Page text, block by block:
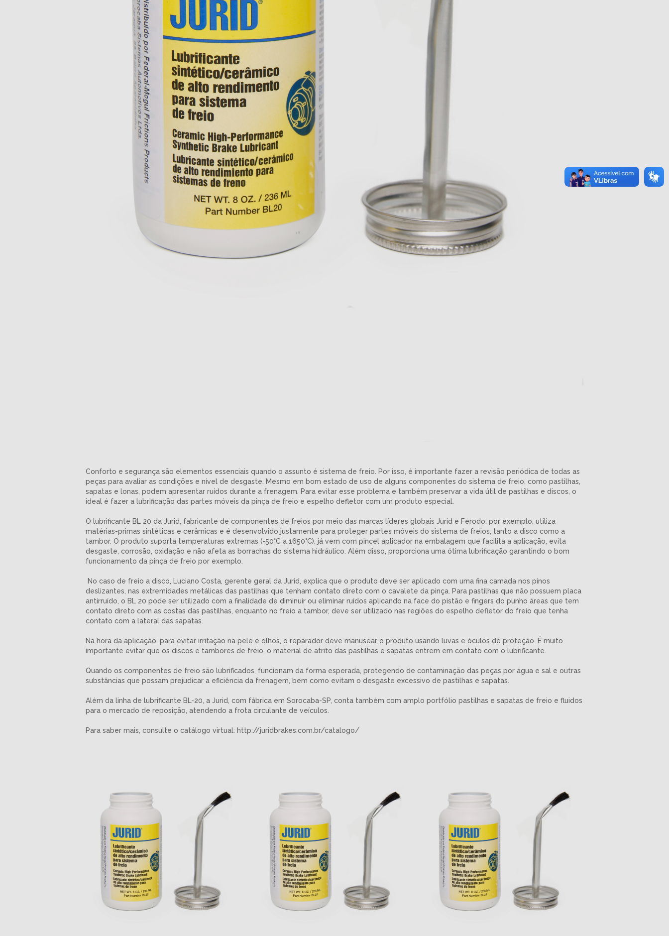
Conforto e segurança são elementos essenciais quando o assunto é sistema de freio. Por isso, é importante fazer a revisão periódica de todas as
peças para avaliar as condições e nível de desgaste. Mesmo em bom estado de uso de alguns componentes do sistema de freio, como pastilhas,
sapatas e lonas, podem apresentar ruídos durante a frenagem. Para evitar esse problema e também preservar a vida útil de pastilhas e discos, o
ideal é fazer a lubrificação das partes móveis da pinça de freio e espelho defletor com um produto especial.
O lubrificante BL 20 da Jurid, fabricante de componentes de freios por meio das marcas líderes globais Jurid e Ferodo, por exemplo, utiliza
matérias-primas sintéticas e cerâmicas e é desenvolvido justamente para proteger partes móveis do sistema de freios, tanto a disco como a
tambor. O produto suporta temperaturas extremas (-50°C a 1650°C), já vem com pincel aplicador na embalagem que facilita a aplicação, evita
desgaste, corrosão, oxidação e não afeta as borrachas do sistema hidráulico. Além disso, proporciona uma ótima lubrificação garantindo o bom
funcionamento da pinça de freio por exemplo.
No caso de freio a disco, Luciano Costa, gerente geral da Jurid, explica que o produto deve ser aplicado com uma fina camada nos pinos
deslizantes, nas extremidades metálicas das pastilhas que tenham contato direto com o cavalete da pinça. Para pastilhas que não possuem placa
antirruído, o BL 20 pode ser utilizado com a finalidade de diminuir ou eliminar ruídos aplicando na face do pistão e fingers do punho áreas que tem
contato direto com as costas das pastilhas, enquanto no freio a tambor, deve ser utilizado nas regiões do espelho defletor do freio que tenha
contato com a lateral das sapatas.
Na hora da aplicação, para evitar irritação na pele e olhos, o reparador deve manusear o produto usando luvas e óculos de proteção. É muito
importante evitar que os discos e tambores de freio, o material de atrito das pastilhas e sapatas entrem em contato com o lubrificante.
Quando os componentes de freio são lubrificados, funcionam da forma esperada, protegendo de contaminação das peças por água e sal e outras
substâncias que possam prejudicar a eficiência da frenagem, bem como evitam o desgaste excessivo de pastilhas e sapatas.
Além da linha de lubrificante BL-20, a Jurid, com fábrica em Sorocaba-SP, conta também com amplo portfólio pastilhas e sapatas de freio e fluidos
para o mercado de reposição, atendendo a frota circulante de veículos.
Para saber mais, consulte o catálogo virtual: http://juridbrakes.com.br/catalogo/